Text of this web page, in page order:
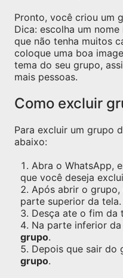
Pronto, você criou um
Dica: escolha um
que não tenha muitos
coloque uma boa
tema do seu grupo,
mais pessoas.
Como excluir
Para excluir um grupo
abaixo:
Abra o WhatsApp,
que você deseja
Após abrir o
parte superior da tela.
Desça ate o fim da
Na parte inferior
grupo.
Depois que sair do
grupo.